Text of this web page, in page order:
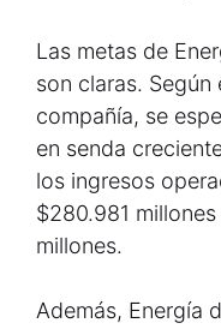
Las metas de
son claras.
compañía, se
en senda
los ingresos
$280.981
millones.
Además, Energía